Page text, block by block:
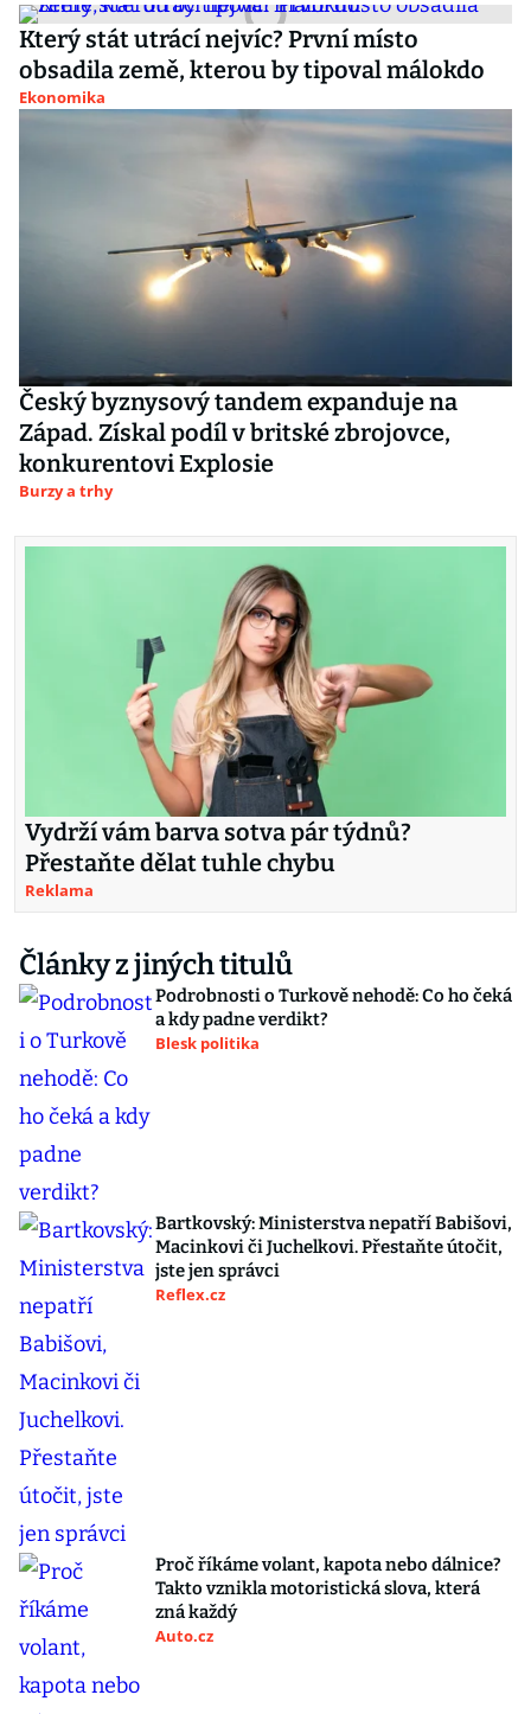
Který stát utrácí nejvíc? První místo
obsadila země, kterou by tipoval málokdo
Ekonomika
Český byznysový tandem expanduje na
Západ. Získal podíl v britské zbrojovce,
konkurentovi Explosie
Burzy a trhy
Vydrží vám barva sotva pár týdnů?
Přestaňte dělat tuhle chybu
Reklama
Články z jiných titulů
Podrobnosti o Turkově nehodě: Co ho čeká
a kdy padne verdikt?
Blesk politika
Bartkovský: Ministerstva nepatří Babišovi,
Macinkovi či Juchelkovi. Přestaňte útočit,
jste jen správci
Reflex.cz
Proč říkáme volant, kapota nebo dálnice?
Takto vznikla motoristická slova, která
zná každý
Auto.cz